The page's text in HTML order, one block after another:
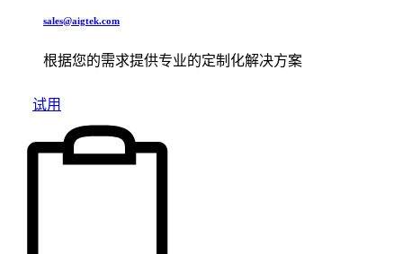
sales@aigtek.com
根据您的需求提供专业的定制化解决方案
试用